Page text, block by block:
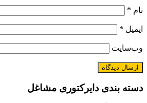
نام *
ایمیل *
وب‌سایت
دسته بندی دایرکتوری مشاغل